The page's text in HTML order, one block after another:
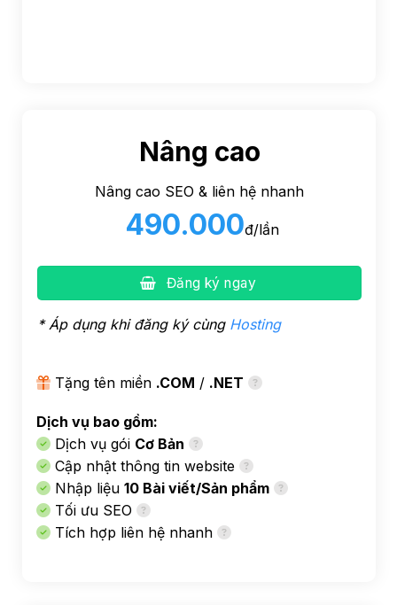
Nâng cao
Nâng cao SEO & liên hệ nhanh
490.000đ/lần
Đăng ký ngay
* Áp dụng khi đăng ký cùng Hosting
Tặng tên miền .COM / .NET
Dịch vụ bao gồm:
Dịch vụ gói Cơ Bản
Cập nhật thông tin website
Nhập liệu 10 Bài viết/Sản phẩm
Tối ưu SEO
Tích hợp liên hệ nhanh